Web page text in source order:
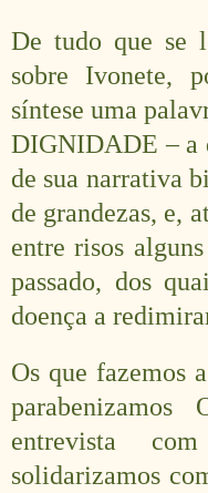
De tudo que se
sobre Ivonete,
síntese uma
DIGNIDADE – a
de sua narrativa
de grandezas, e,
entre risos
passado, dos
doença a
Os que fazemos
entrevista
solidarizamos